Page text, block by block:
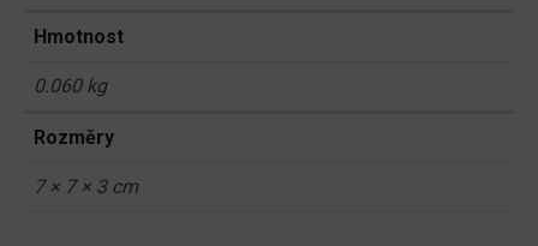
Hmotnost
0.060 kg
Rozměry
7 × 7 × 3 cm